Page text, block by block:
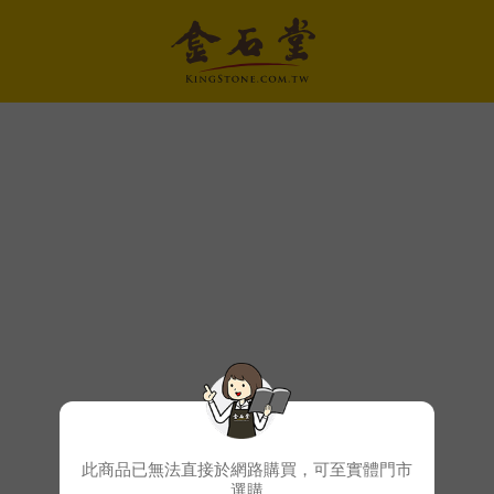
此商品已無法直接於網路購買，可至實體門市
選購